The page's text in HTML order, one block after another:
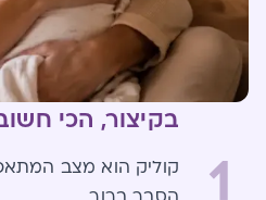
בקיצור, הכי
1
קוליק הוא מצב